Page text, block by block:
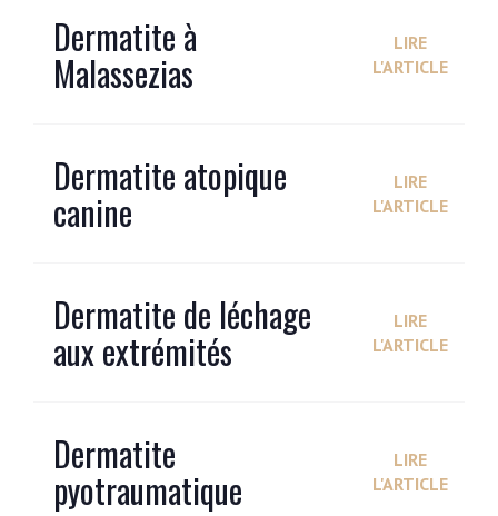
Dermatite à
Malassezias
LIRE
L'ARTICLE
Dermatite atopique
canine
LIRE
L'ARTICLE
Dermatite de léchage
aux extrémités
LIRE
L'ARTICLE
Dermatite
pyotraumatique
LIRE
L'ARTICLE